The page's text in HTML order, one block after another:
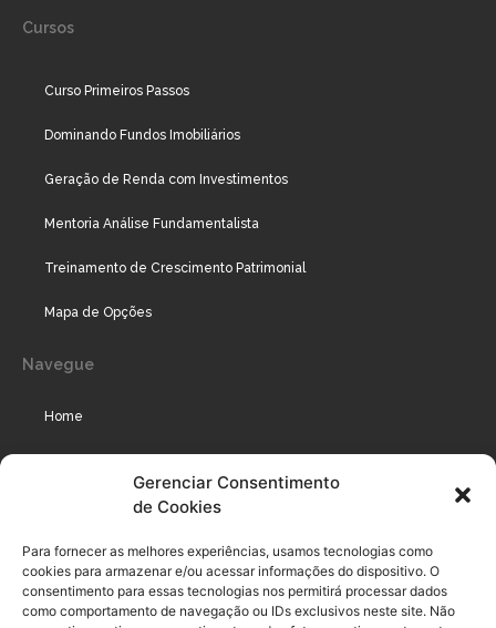
Gerenciar Consentimento
de Cookies
Para fornecer as melhores experiências, usamos tecnologias como
cookies para armazenar e/ou acessar informações do dispositivo. O
consentimento para essas tecnologias nos permitirá processar dados
como comportamento de navegação ou IDs exclusivos neste site. Não
Cursos
Curso Primeiros Passos
Dominando Fundos Imobiliários
Geração de Renda com Investimentos
Mentoria Análise Fundamentalista
Treinamento de Crescimento Patrimonial
Mapa de Opções
Navegue
Home
Podcast
Legal